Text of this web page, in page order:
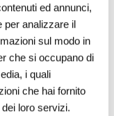
ed annunci,
per analizzare il
sul modo in
che si occupano di
i quali
che hai fornito
loro servizi.